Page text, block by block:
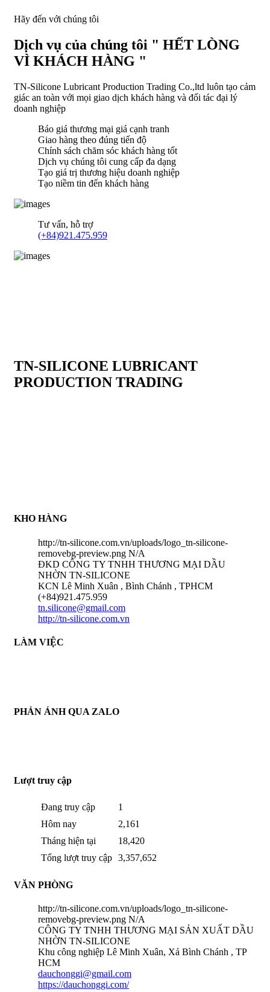
Hãy đến với chúng tôi
Dịch vụ của chúng tôi " HẾT LÒNG
VÌ KHÁCH HÀNG "
TN-Silicone Lubricant Production Trading Co.,ltd luôn tạo cảm
giác an toàn với mọi giao dịch khách hàng và đối tác đại lý
doanh nghiệp
Báo giá thương mại giá cạnh tranh
Giao hàng theo đúng tiến độ
Chính sách chăm sóc khách hàng tốt
Dịch vụ chúng tôi cung cấp đa dạng
Tạo giá trị thương hiệu doanh nghiệp
Tạo niềm tin đến khách hàng
Tư vấn, hỗ trợ
(+84)921.475.959
TN-SILICONE LUBRICANT
PRODUCTION TRADING
KHO HÀNG
http://tn-silicone.com.vn/uploads/logo_tn-silicone-
removebg-preview.png N/A
ĐKD CÔNG TY TNHH THƯƠNG MẠI DẦU
NHỜN TN-SILICONE
KCN Lê Minh Xuân , Bình Chánh , TPHCM
(+84)921.475.959
tn.silicone@gmail.com
http://tn-silicone.com.vn
LÀM VIỆC
PHẢN ÁNH QUA ZALO
Lượt truy cập
Đang truy cập
1
Hôm nay
2,161
Tháng hiện tại
18,420
Tổng lượt truy cập 3,357,652
VĂN PHÒNG
http://tn-silicone.com.vn/uploads/logo_tn-silicone-
removebg-preview.png N/A
CÔNG TY TNHH THƯƠNG MẠI SẢN XUẤT DẦU
NHỜN TN-SILICONE
Khu công nghiệp Lê Minh Xuân, Xả Bình Chánh , TP
HCM
dauchonggi@gmail.com
https://dauchonggi.com/